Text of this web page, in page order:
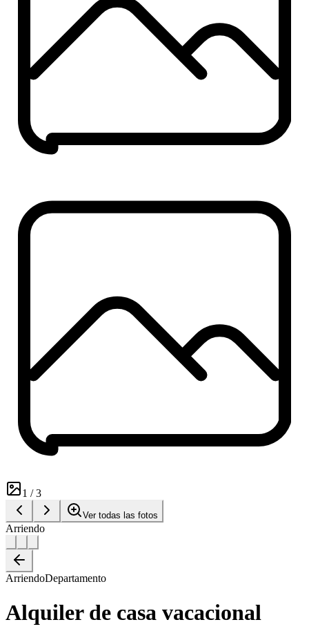
1 /3
Ver todas las fotos
Arriendo
ArriendoDepartamento
Alquiler de casa vacacional